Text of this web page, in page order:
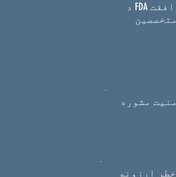
د FDA موافقت
متخصصین
مشوره
ارزونه